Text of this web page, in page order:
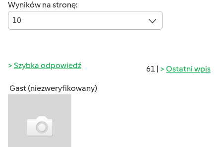
Wyników na stronę:
10
61 | Ostatni wpis
Szybka odpowiedź
Gast (niezweryfikowany)